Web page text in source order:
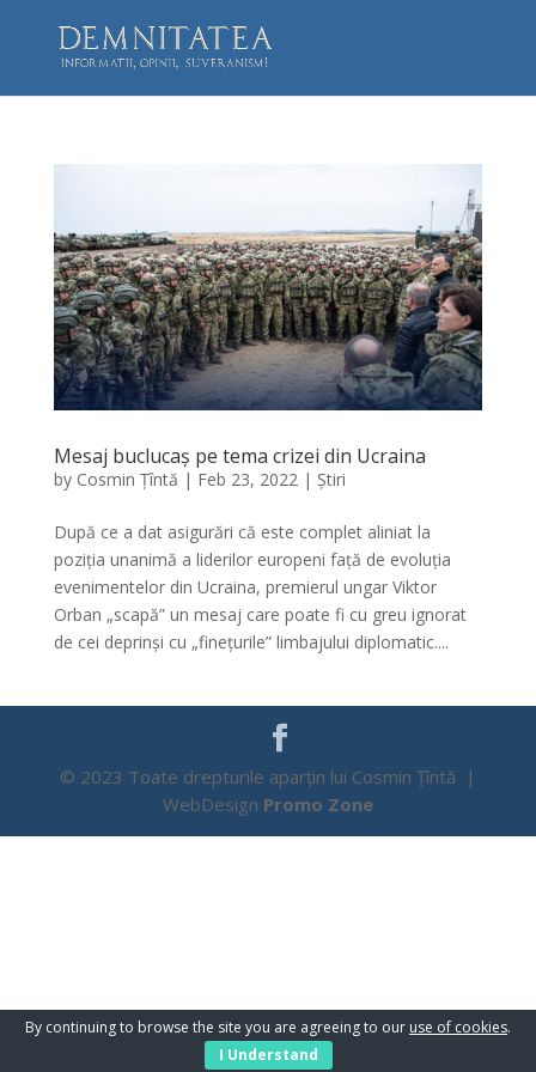
Mesaj buclucaș pe tema crizei din Ucraina
by Cosmin Țîntă | Feb 23, 2022| Știri
După ce a dat asigurări că este complet aliniat la
poziția unanimă a liderilor europeni față de evoluția
evenimentelor din Ucraina, premierul ungar Viktor
Orban „scapă” un mesaj care poate fi cu greu ignorat
de cei deprinși cu „finețurile” limbajului diplomatic....
© 2023 Toate drepturile aparțin lui Cosmin Țîntă |
WebDesign Promo Zone
By continuing to browse the site you are agreeing to our use of cookies.
I Understand